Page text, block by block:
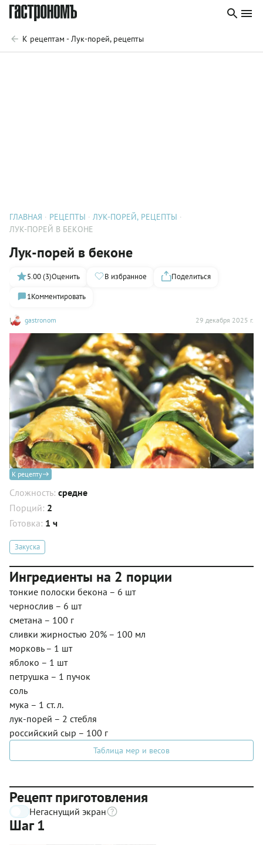
К рецептам - Лук-порей, рецепты
ГЛАВНАЯ РЕЦЕПТЫ
ЛУК-ПОРЕЙ, РЕЦЕПТЫ
ЛУК-ПОРЕЙ В БЕКОНЕ
Лук-порей в беконе
gastronom 29 декабря 2025 г.
5.00 (3)Оценить В избранное
Поделиться
1Комментировать
К рецепту
Сложность: средне
Порций: 2
Готовка: 1 ч
Закуска
Ингредиенты на 2 порции
тонкие полоски бекона – 6 шт
чернослив – 6 шт
сметана – 100 г
сливки жирностью 20% – 100 мл
морковь – 1 шт
яблоко – 1 шт
петрушка – 1 пучок
соль
мука – 1 ст. л.
лук-порей – 2 стебля
российский сыр – 100 г
Таблица мер и весов
Рецепт приготовления
Негаснущий экран
Шаг 1